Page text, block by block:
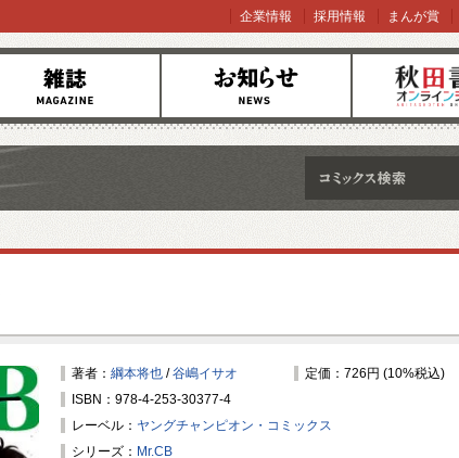
お知らせ オンラインショ
企業情報 採用情報 まんが賞
著者： 綱本将也 /谷嶋イサオ
定価：726円 (10%税込)
ISBN：978-4-253-30377-4
レーベル： ヤングチャンピオン・コミックス
シリーズ： Mr.CB